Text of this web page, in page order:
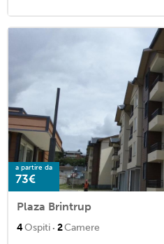
a partire da
73€
Plaza Brintrup
4Ospiti · 2Camere